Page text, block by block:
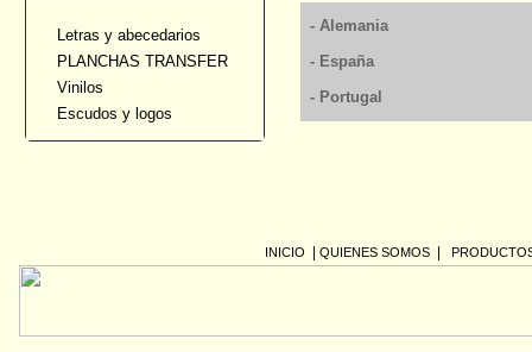
Letras y abecedarios
PLANCHAS TRANSFER
Vinilos
Escudos y logos
- Alemania
- España
- Portugal
INICIO QUIENES SOMOS|